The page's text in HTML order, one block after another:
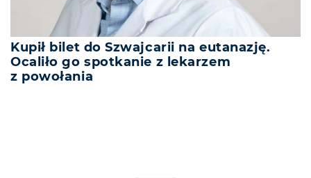
Kupił bilet do Szwajcarii na eutanazję.
Ocaliło go spotkanie z lekarzem
z powołania